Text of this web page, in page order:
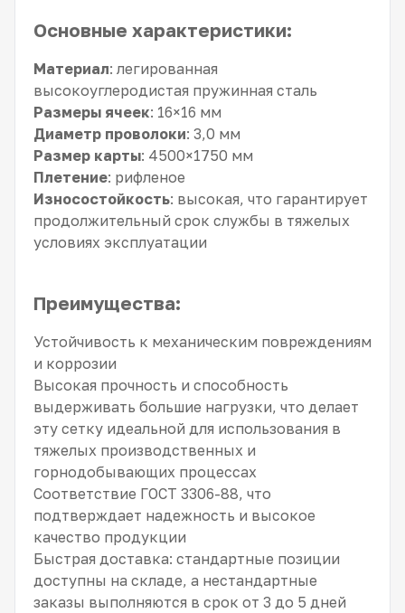
Основные характеристики:
Материал: легированная
высокоуглеродистая пружинная сталь
Размеры ячеек: 16×16 мм
Диаметр проволоки: 3,0 мм
Размер карты: 4500×1750 мм
Плетение: рифленое
Износостойкость: высокая, что гарантирует
продолжительный срок службы в тяжелых
условиях эксплуатации
Преимущества:
Устойчивость к механическим повреждениям
и коррозии
Высокая прочность и способность
выдерживать большие нагрузки, что делает
эту сетку идеальной для использования в
тяжелых производственных и
горнодобывающих процессах
Соответствие ГОСТ 3306-88, что
подтверждает надежность и высокое
качество продукции
Быстрая доставка: стандартные позиции
доступны на складе, а нестандартные
заказы выполняются в срок от 3 до 5 дней